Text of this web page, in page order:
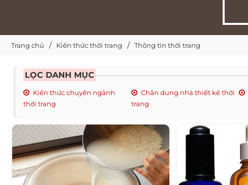
Trang chủ Kiến thức thời trang Thông tin thời trang
LỌC DANH MỤC
Kiến thức chuyên ngành
thời trang
Chân dung nhà thiết kế thời
trang